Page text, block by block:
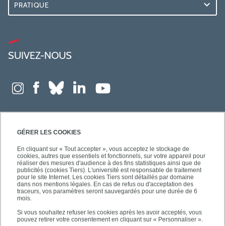
GÉRER LES COOKIES
En cliquant sur « Tout accepter », vous acceptez le stockage de
cookies, autres que essentiels et fonctionnels, sur votre appareil pour
réaliser des mesures d'audience à des fins statistiques ainsi que de
publicités (cookies Tiers). L'université est responsable de traitement
pour le site Internet. Les cookies Tiers sont détaillés par domaine
dans nos mentions légales. En cas de refus ou d'acceptation des
traceurs, vos paramètres seront sauvegardés pour une durée de 6
mois.
Si vous souhaitez refuser les cookies après les avoir acceptés, vous
pouvez retirer votre consentement en cliquant sur « Personnaliser ».
PRATIQUE
SUIVEZ-NOUS